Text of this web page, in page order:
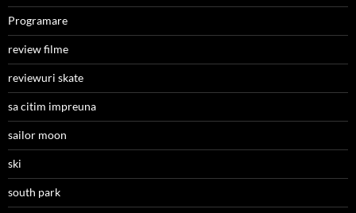
Programare
review filme
reviewuri skate
sa citim impreuna
sailor moon
ski
south park